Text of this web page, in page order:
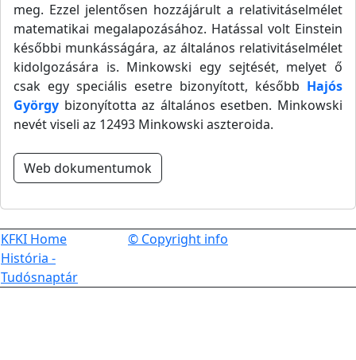
meg. Ezzel jelentősen hozzájárult a relativitáselmélet
matematikai megalapozásához. Hatással volt Einstein
későbbi munkásságára, az általános relativitáselmélet
kidolgozására is. Minkowski egy sejtését, melyet ő
csak egy speciális esetre bizonyított, később Hajós
György bizonyította az általános esetben. Minkowski
nevét viseli az 12493 Minkowski aszteroida.
Web dokumentumok
KFKI Home
História -
Tudósnaptár
© Copyright info